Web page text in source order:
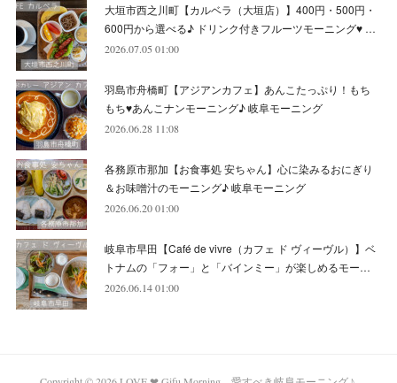
(11)
(12)
(6)
大垣市西之川町【カルベラ（大垣店）】400円・500円・
600円から選べる♪ ドリンク付きフルーツモーニング♥ …
2026.07.05 01:00
羽島市舟橋町【アジアンカフェ】あんこたっぷり！もち
もち♥あんこナンモーニング♪ 岐阜モーニング
2026.06.28 11:08
各務原市那加【お食事処 安ちゃん】心に染みるおにぎり
＆お味噌汁のモーニング♪ 岐阜モーニング
2026.06.20 01:00
岐阜市早田【Café de vivre（カフェ ド ヴィーヴル）】ベ
トナムの「フォー」と「バインミー」が楽しめるモー…
2026.06.14 01:00